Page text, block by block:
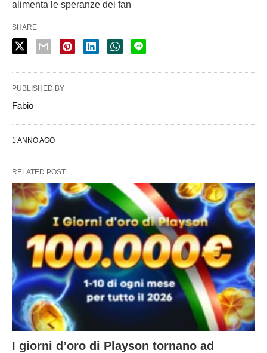
alimenta le speranze dei fan
SHARE
PUBLISHED BY
Fabio
1 ANNO AGO
RELATED POST
I giorni d’oro di Playson tornano ad